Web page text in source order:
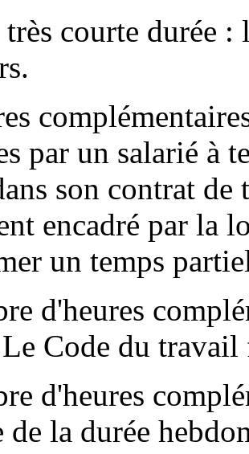
courte durée :
par un salarié à
son contrat
encadré par la
un temps
d'heures
Code du
d'heures
de la durée